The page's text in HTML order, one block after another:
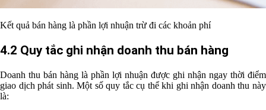
Kết quả bán hàng là phần lợi nhuận trừ đi các khoản phí
4.2 Quy tắc ghi nhận doanh thu bán hàng
Doanh thu bán hàng là phần lợi nhuận được ghi nhận ngay thời điểm
giao dịch phát sinh. Một số quy tắc cụ thể khi ghi nhận doanh thu này
là: